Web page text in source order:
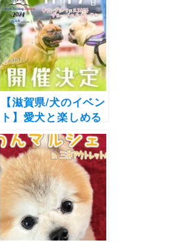
【滋賀県/犬のイベン
ト】愛犬と楽しめる
コンテンツから撮影
会まで♪「フレブル
フェス 2024 meets
滋賀農業公園ブルー
メの丘 Autumn」
（滋賀農業公園ブル
ーメの丘）11/17